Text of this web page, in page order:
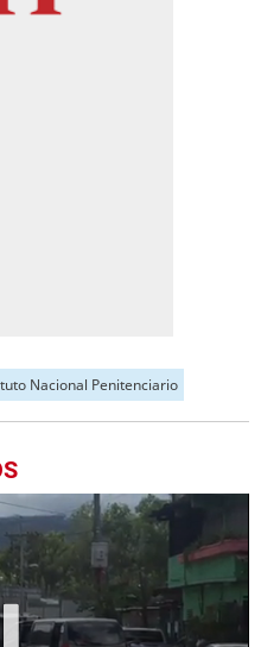
Nacional Penitenciario